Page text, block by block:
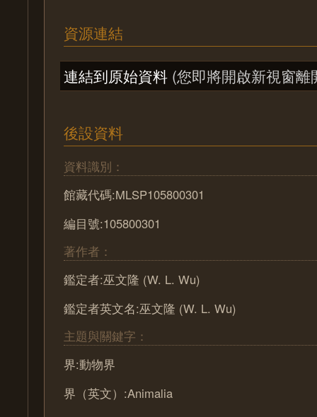
資源連結
連結到原始資料 (您即將開啟新視窗離
後設資料
資料識別：
館藏代碼:MLSP105800301
編目號:105800301
著作者：
鑑定者:巫文隆 (W. L. Wu)
鑑定者英文名:巫文隆 (W. L. Wu)
主題與關鍵字：
界:動物界
界（英文）:Animalia